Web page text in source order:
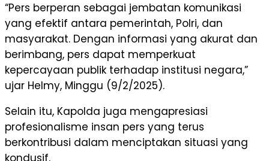
“Pers berperan sebagai jembatan komunikasi
yang efektif antara pemerintah, Polri, dan
masyarakat. Dengan informasi yang akurat dan
berimbang, pers dapat memperkuat
kepercayaan publik terhadap institusi negara,”
ujar Helmy, Minggu (9/2/2025).
Selain itu, Kapolda juga mengapresiasi
profesionalisme insan pers yang terus
berkontribusi dalam menciptakan situasi yang
kondusif.